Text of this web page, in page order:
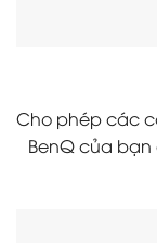
Cho phép các
BenQ của